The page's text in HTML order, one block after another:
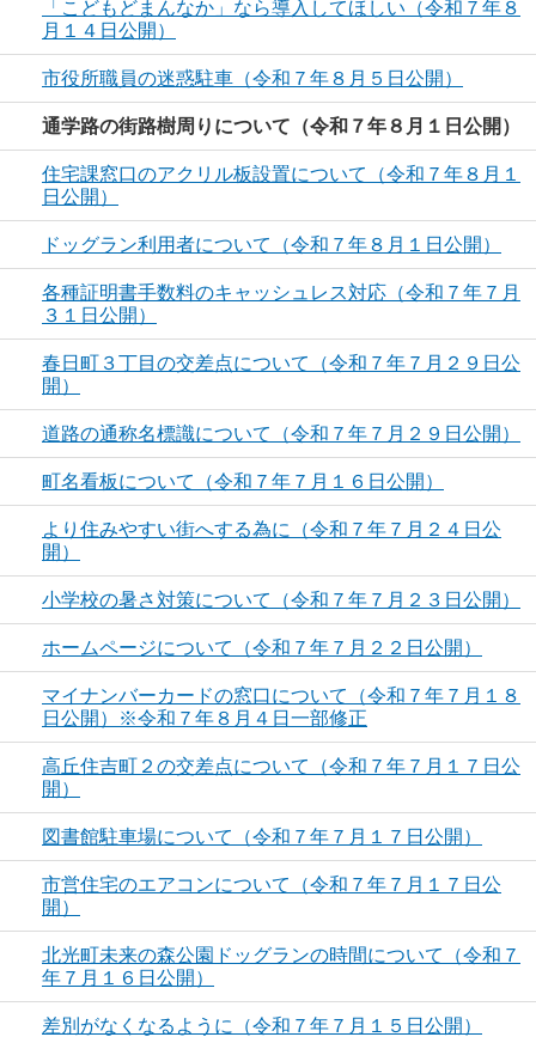
「こどもどまんなか」なら導入してほしい（令和７年８
月１４日公開）
市役所職員の迷惑駐車（令和７年８月５日公開）
通学路の街路樹周りについて（令和７年８月１日公開）
住宅課窓口のアクリル板設置について（令和７年８月１
日公開）
ドッグラン利用者について（令和７年８月１日公開）
各種証明書手数料のキャッシュレス対応（令和７年７月
３１日公開）
春日町３丁目の交差点について（令和７年７月２９日公
開）
道路の通称名標識について（令和７年７月２９日公開）
町名看板について（令和７年７月１６日公開）
より住みやすい街へする為に（令和７年７月２４日公
開）
小学校の暑さ対策について（令和７年７月２３日公開）
ホームページについて（令和７年７月２２日公開）
マイナンバーカードの窓口について（令和７年７月１８
日公開）※令和７年８月４日一部修正
高丘住吉町２の交差点について（令和７年７月１７日公
開）
図書館駐車場について（令和７年７月１７日公開）
市営住宅のエアコンについて（令和７年７月１７日公
開）
北光町未来の森公園ドッグランの時間について（令和７
年７月１６日公開）
差別がなくなるように（令和７年７月１５日公開）